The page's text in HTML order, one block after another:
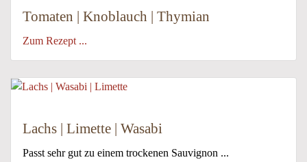
Tomaten | Knoblauch | Thymian
Zum Rezept ...
Lachs | Limette | Wasabi
Passt sehr gut zu einem trockenen Sauvignon ...